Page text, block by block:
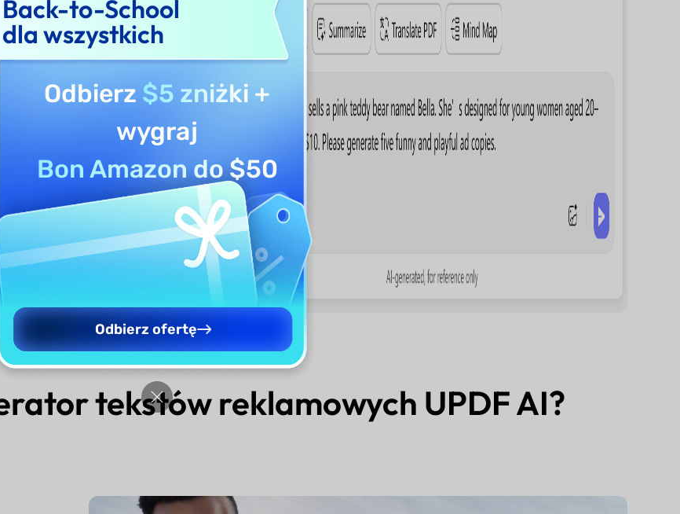
tekstów reklamowych UPDF AI?
Back-to-School
dla wszystkich
Odbierz $5 zniżki +
wygraj
Bon Amazon do $50
Odbierz ofertę